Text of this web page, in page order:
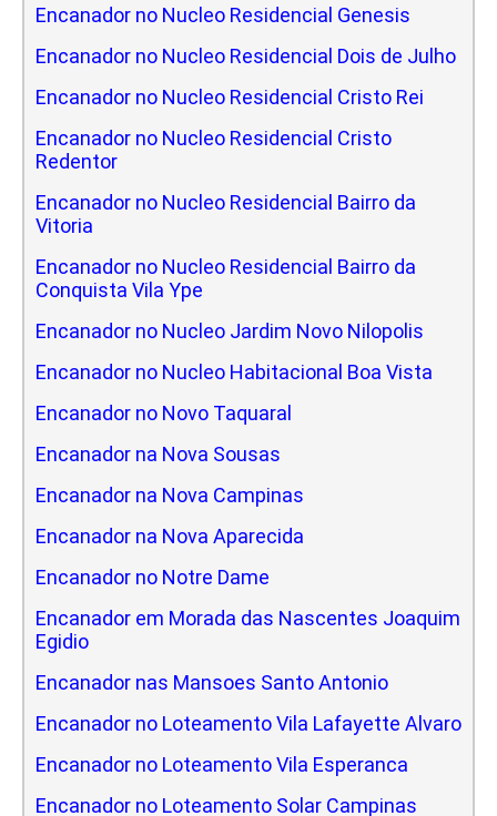
Encanador no Nucleo Residencial Genesis
Encanador no Nucleo Residencial Dois de Julho
Encanador no Nucleo Residencial Cristo Rei
Encanador no Nucleo Residencial Cristo
Redentor
Encanador no Nucleo Residencial Bairro da
Vitoria
Encanador no Nucleo Residencial Bairro da
Conquista Vila Ype
Encanador no Nucleo Jardim Novo Nilopolis
Encanador no Nucleo Habitacional Boa Vista
Encanador no Novo Taquaral
Encanador na Nova Sousas
Encanador na Nova Campinas
Encanador na Nova Aparecida
Encanador no Notre Dame
Encanador em Morada das Nascentes Joaquim
Egidio
Encanador nas Mansoes Santo Antonio
Encanador no Loteamento Vila Lafayette Alvaro
Encanador no Loteamento Vila Esperanca
Encanador no Loteamento Solar Campinas